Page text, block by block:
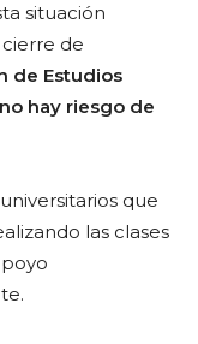
situación
de
de Estudios
hay riesgo de
que
las clases